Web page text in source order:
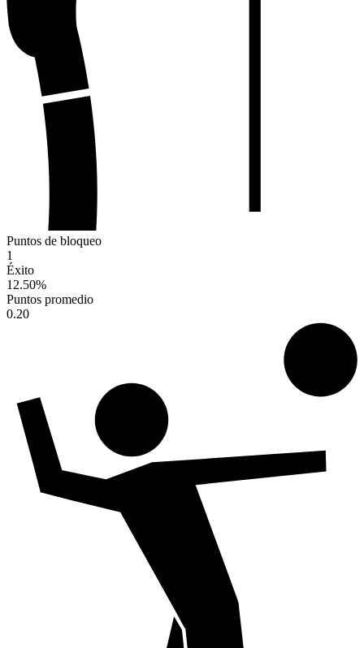
Puntos de bloqueo
1
Éxito
12.50%
Puntos promedio
0.20